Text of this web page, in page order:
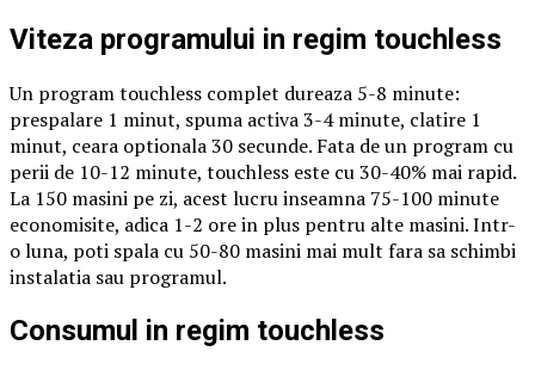
Viteza programului in regim touchless
Un program touchless complet dureaza 5-8 minute:
prespalare 1 minut, spuma activa 3-4 minute, clatire 1
minut, ceara optionala 30 secunde. Fata de un program cu
perii de 10-12 minute, touchless este cu 30-40% mai rapid.
La 150 masini pe zi, acest lucru inseamna 75-100 minute
economisite, adica 1-2 ore in plus pentru alte masini. Intr-
o luna, poti spala cu 50-80 masini mai mult fara sa schimbi
instalatia sau programul.
Consumul in regim touchless